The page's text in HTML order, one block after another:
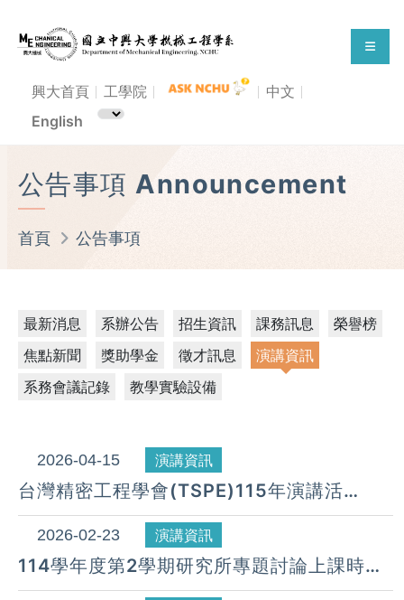
興大首頁 工學院
中文
English
公告事項 Announcement
首頁 公告事項
最新消息 系辦公告 招生資訊 課務訊息
榮譽榜
焦點新聞
獎助學金 徵才訊息
演講資訊
系務會議記錄
教學實驗設備
2026-04-15 演講資訊
台灣精密工程學會(TSPE)115年演講活
動-115.4/22(三)
2026-02-23 演講資訊
114學年度第2學期研究所專題討論上課時間
表